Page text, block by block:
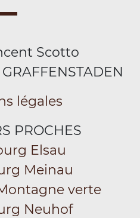
Scotto
légales
PROCHES
Elsau
Meinau
verte
Neuhof